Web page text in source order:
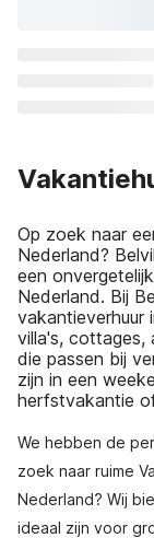
Op zoek naar
Nederland?
een
Nederland. Bij
vakantieverhuur
villa's, cottages,
die passen bij
zijn in een
herfstvakantie
We hebben de
zoek naar ruime
Nederland? Wij
ideaal zijn voor